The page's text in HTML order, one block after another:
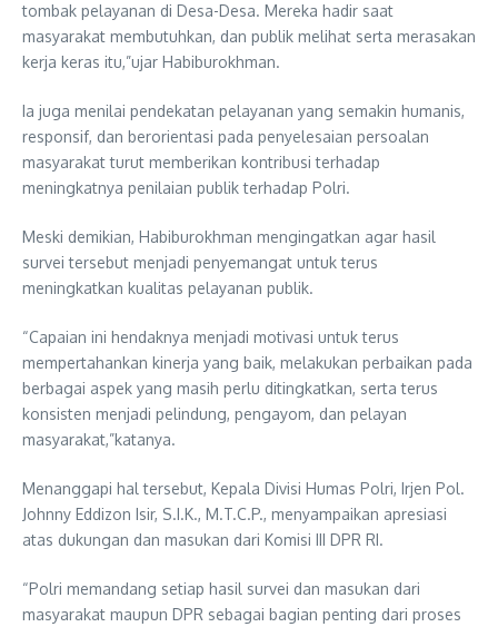
tombak pelayanan di Desa-Desa. Mereka hadir saat
masyarakat membutuhkan, dan publik melihat serta merasakan
kerja keras itu,”ujar Habiburokhman.
Ia juga menilai pendekatan pelayanan yang semakin humanis,
responsif, dan berorientasi pada penyelesaian persoalan
masyarakat turut memberikan kontribusi terhadap
meningkatnya penilaian publik terhadap Polri.
Meski demikian, Habiburokhman mengingatkan agar hasil
survei tersebut menjadi penyemangat untuk terus
meningkatkan kualitas pelayanan publik.
“Capaian ini hendaknya menjadi motivasi untuk terus
mempertahankan kinerja yang baik, melakukan perbaikan pada
berbagai aspek yang masih perlu ditingkatkan, serta terus
konsisten menjadi pelindung, pengayom, dan pelayan
masyarakat,”katanya.
Menanggapi hal tersebut, Kepala Divisi Humas Polri, Irjen Pol.
Johnny Eddizon Isir, S.I.K., M.T.C.P., menyampaikan apresiasi
atas dukungan dan masukan dari Komisi III DPR RI.
“Polri memandang setiap hasil survei dan masukan dari
masyarakat maupun DPR sebagai bagian penting dari proses